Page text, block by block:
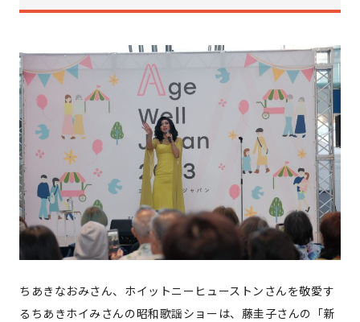
ちあきなおみさん、ホイットニーヒューストンさんを敬愛す
るちあきホイみさんの昭和歌謡ショーは、藤圭子さんの「新